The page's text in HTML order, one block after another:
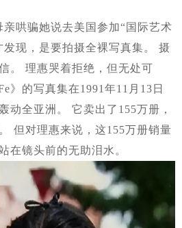
亲哄骗她说去美国参加“国际艺术
现，是要拍摄全裸写真集。 摄
。 理惠哭着拒绝，但无处可
》的写真集在1991年11月13日
动全亚洲。 它卖出了155万册，
但对理惠来说，这155万册销量
在镜头前的无助泪水。